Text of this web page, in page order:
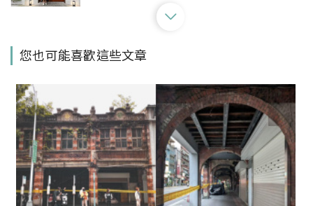
區之一的「玉里安通溫泉」，除了泡湯還
可錯過。
泡湯同時還可以看美景、吃美食。北投
「少帥禪園」充滿歷史故事的建築開放，
掀開神秘面紗還能享受山林悠閒
您也可能喜歡這些文章